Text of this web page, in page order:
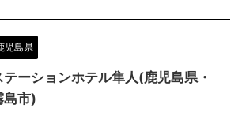
児島県
テーションホテル隼人(鹿児島県・
島市)